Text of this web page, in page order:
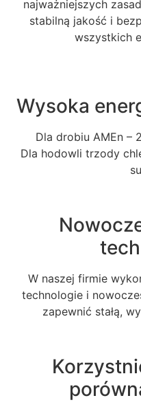
najważniejszych
stabilną jakość i
wszystkich
Wysoka
Dla drobiu AMEn –
Dla hodowli trzody
W naszej firmie
technologie i
zapewnić stałą,